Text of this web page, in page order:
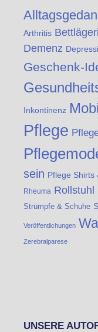
Arthritis
Demenz
Geschenk-
Inkontinenz
Pflege
sein Pflege Shirts
Rheuma Rollstuhl
Strümpfe & Schuhe
Veröffentlichungen
Zerebralparese
UNSERE